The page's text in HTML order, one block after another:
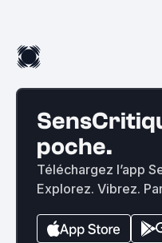
poche.
Téléchargez l’app
Explorez. Vibrez.